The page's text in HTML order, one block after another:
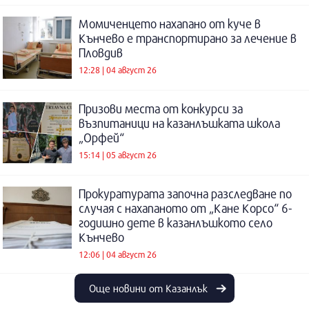
Момиченцето нахапано от куче в
Кънчево е транспортирано за лечение в
Пловдив
12:28 | 04 август 26
Призови места от конкурси за
възпитаници на казанлъшката школа
„Орфей“
15:14 | 05 август 26
Прокуратурата започна разследване по
случая с нахапаното от „Кане Корсо“ 6-
годишно дете в казанлъшкото село
Кънчево
12:06 | 04 август 26
Още новини от Казанлък